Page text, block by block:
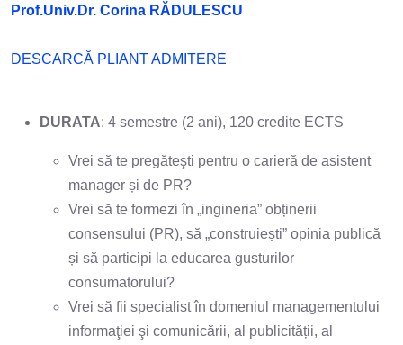
Prof.Univ.Dr. Corina RĂDULESCU
DESCARCĂ PLIANT ADMITERE
DURATA: 4 semestre (2 ani), 120 credite ECTS
Vrei să te pregăteşti pentru o carieră de asistent
manager și de PR?
Vrei să te formezi în „ingineria” obținerii
consensului (PR), să „construiești” opinia publică
și să participi la educarea gusturilor
consumatorului?
Vrei să fii specialist în domeniul managementului
informaţiei şi comunicării, al publicității, al